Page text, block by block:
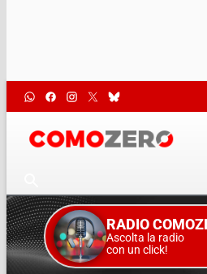
RADIO
Ascolta la radio
con un click!